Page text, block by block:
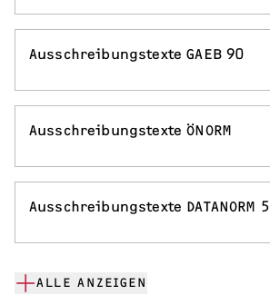
Ausschreibungstexte GAEB 90
Ausschreibungstexte ÖNORM
Ausschreibungstexte DATANORM 5
ALLE ANZEIGEN